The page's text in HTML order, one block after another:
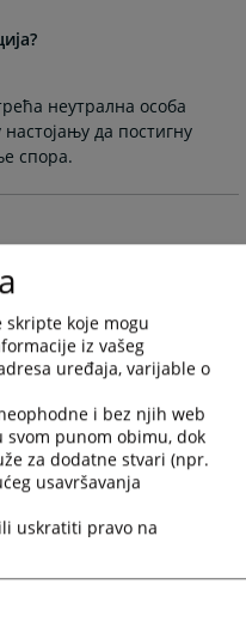
неутрална особа
да постигну
спора.
koje mogu
iz vašeg
uređaja, varijable o
i bez njih web
punom obimu, dok
za dodatne stvari (npr.
usavršavanja
uskratiti pravo na